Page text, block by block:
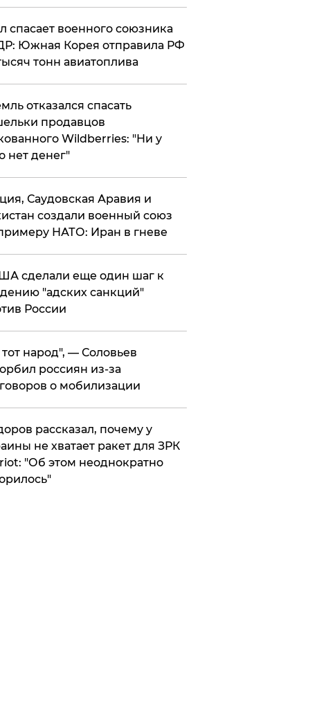
спасает военного союзника
Южная Корея отправила РФ
тонн авиатоплива
отказался спасать
продавцов
Wildberries: "Ни у
нет денег"
Саудовская Аравия и
создали военный союз
НАТО: Иран в гневе
сделали еще один шаг к
"адских санкций"
России
народ", — Соловьев
россиян из-за
о мобилизации
рассказал, почему у
не хватает ракет для ЗРК
"Об этом неоднократно